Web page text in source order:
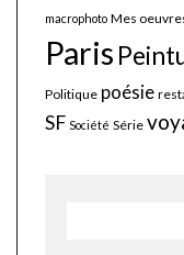
macrophoto Mes
Paris
Politique poésie
SF Société Série